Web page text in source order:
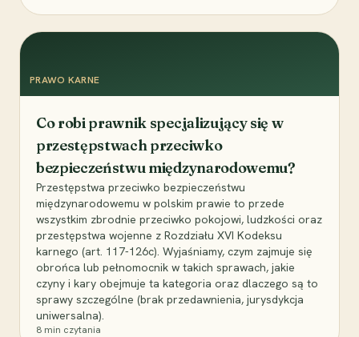
PRAWO KARNE
Co robi prawnik specjalizujący się w
przestępstwach przeciwko
bezpieczeństwu międzynarodowemu?
Przestępstwa przeciwko bezpieczeństwu
międzynarodowemu w polskim prawie to przede
wszystkim zbrodnie przeciwko pokojowi, ludzkości oraz
przestępstwa wojenne z Rozdziału XVI Kodeksu
karnego (art. 117-126c). Wyjaśniamy, czym zajmuje się
obrońca lub pełnomocnik w takich sprawach, jakie
czyny i kary obejmuje ta kategoria oraz dlaczego są to
sprawy szczególne (brak przedawnienia, jurysdykcja
uniwersalna).
8 min czytania